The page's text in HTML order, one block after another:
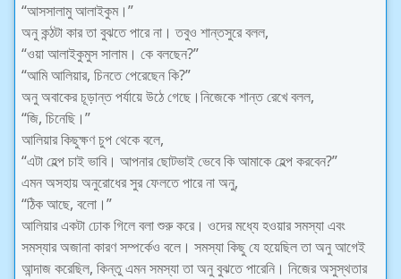
“আসসালামু আলাইকুম।”
অনু কন্ঠটা কার তা বুঝতে পারে না। তবুও শান্তসুরে বলল,
“ওয়া আলাইকুমুস সালাম। কে বলছেন?”
“আমি আলিয়ার, চিনতে পেরেছেন কি?”
অনু অবাকের চূড়ান্ত পর্যায়ে উঠে গেছে।নিজেকে শান্ত রেখে বলল,
“জি, চিনেছি।”
আলিয়ার কিছুক্ষণ চুপ থেকে বলে,
“এটা হেল্প চাই ভাবি। আপনার ছোটভাই ভেবে কি আমাকে হেল্প করবেন?”
এমন অসহায় অনুরোধের সুর ফেলতে পারে না অনু,
“ঠিক আছে, বলো।”
আলিয়ার একটা ঢোক গিলে বলা শুরু করে। ওদের মধ্যে হওয়ার সমস্যা এবং
সমস্যার অজানা কারণ সম্পর্কেও বলে। সমস্যা কিছু যে হয়েছিল তা অনু আগেই
আন্দাজ করেছিল, কিন্তু এমন সমস্যা তা অনু বুঝতে পারেনি। নিজের অসুস্থতার